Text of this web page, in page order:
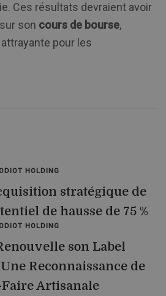
Ces résultats devraient avoir
son cours de bourse,
pour les
ODIOT HOLDING
stratégique de
de hausse de 75 %
ODIOT HOLDING
son Label
Reconnaissance de
Artisanale